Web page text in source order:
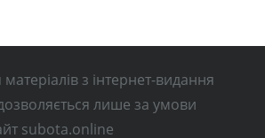
з інтернет-видання
лише за умови
subota.online